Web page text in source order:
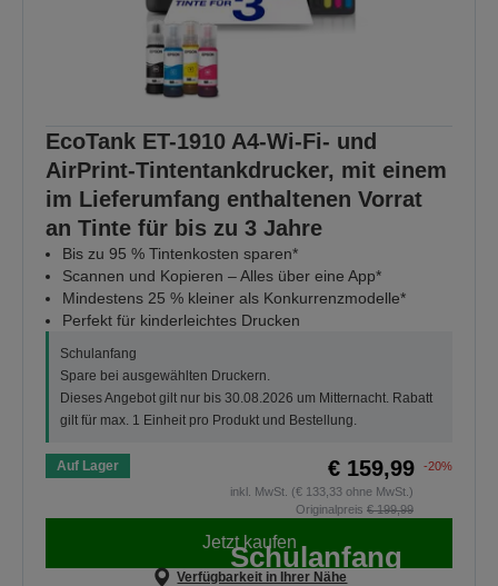
EcoTank ET-1910 A4-Wi-Fi- und
AirPrint-Tintentankdrucker, mit einem
im Lieferumfang enthaltenen Vorrat
an Tinte für bis zu 3 Jahre
Bis zu 95 % Tintenkosten sparen*
Scannen und Kopieren – Alles über eine App*
Mindestens 25 % kleiner als Konkurrenzmodelle*
Perfekt für kinderleichtes Drucken
Schulanfang
Spare bei ausgewählten Druckern.
Dieses Angebot gilt nur bis 30.08.2026 um Mitternacht. Rabatt
gilt für max. 1 Einheit pro Produkt und Bestellung.
Auf Lager € 159,99
-20%
inkl. MwSt. (€ 133,33 ohne MwSt.)
Originalpreis € 199,99
Jetzt kaufen
Verfügbarkeit in Ihrer Nähe
Schulanfang